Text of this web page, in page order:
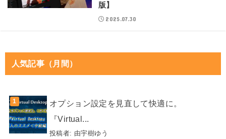
版】
2025.07.30
人気記事（月間）
オプション設定を見直して快適に。
『Virtual...
投稿者: 由宇樹ゆう